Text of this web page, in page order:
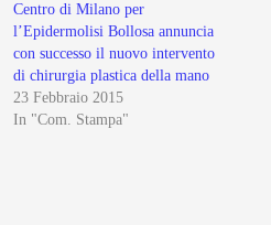
Centro di Milano per
l’Epidermolisi Bollosa annuncia
con successo il nuovo intervento
di chirurgia plastica della mano
23 Febbraio 2015
In "Com. Stampa"